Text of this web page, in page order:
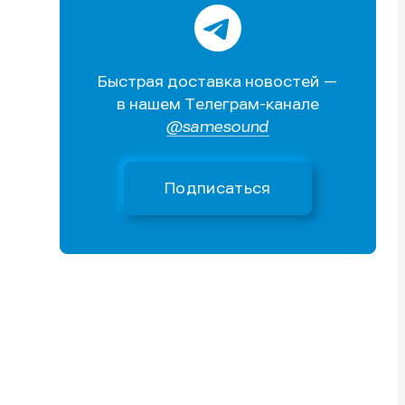
Быстрая доставка новостей —
в нашем Телеграм-канале
@samesound
Подписаться